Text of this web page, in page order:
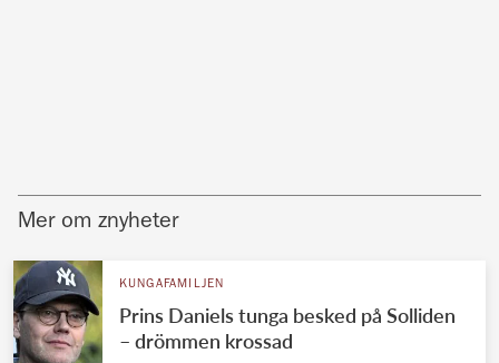
Mer om znyheter
KUNGAFAMILJEN
Prins Daniels tunga besked på Solliden
– drömmen krossad